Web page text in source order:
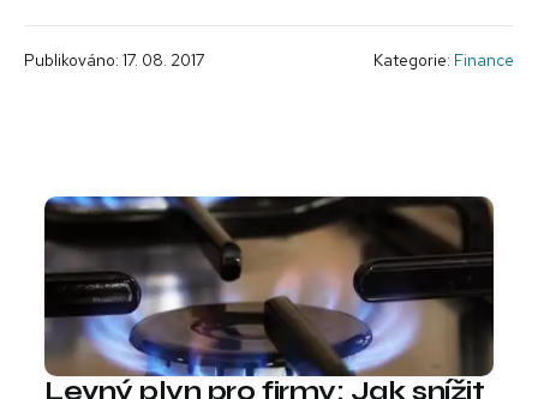
Publikováno: 17. 08. 2017 Kategorie: Finance
Levný plyn pro firmy: Jak snížit